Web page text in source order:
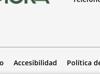
Accesibilidad Política